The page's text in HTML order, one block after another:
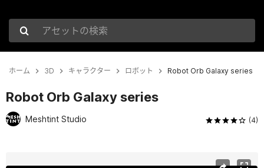
アセットの検索
ホーム 3D キャラクター ロボット Robot Orb Galaxy series
Robot Orb Galaxy series
Meshtint Studio (4)